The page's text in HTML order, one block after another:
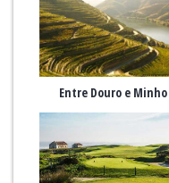
Entre Douro e Minho